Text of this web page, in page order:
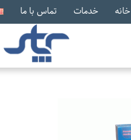
خانه خدمات تماس با ما